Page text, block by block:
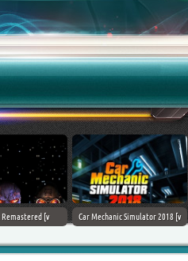
[v
Car Mechanic Simulator 2018 [v